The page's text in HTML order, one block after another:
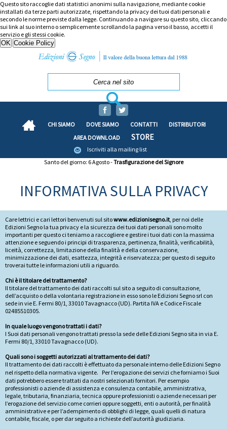
Questo sito raccoglie dati statistici anonimi sulla navigazione, mediante cookie
installati da terze parti autorizzate, rispettando la privacy dei tuoi dati personali e
secondo le norme previste dalla legge. Continuando a navigare su questo sito, cliccando
sui link al suo interno o semplicemente scrollando la pagina verso il basso, accetti il
servizio e gli stessi cookie.
CHI SIAMO DOVE SIAMO CONTATTI
DISTRIBUTORI
AREA DOWNLOAD
STORE
Iscriviti alla mailing list
Santo del giorno: 6 Agosto -Trasfigurazione del Signore
INFORMATIVA SULLA PRIVACY
Care lettrici e cari lettori benvenuti sul sitowww.edizionisegno.it , per noi delle
Edizioni Segno la tua privacy e la sicurezza dei tuoi dati personali sono molto
importanti per questo ci teniamo a raccogliere e gestire i tuoi dati con la massima
attenzione e seguendo i principi di trasparenza, pertinenza, finalità, verificabilità,
liceità, correttezza, limitazione della finalità e della conservazione,
minimizzazione dei dati, esattezza, integrità e riservatezza; per questo di seguito
troverai tutte le informazioni utili a riguardo.
Chi è il titolare del trattamento?
Il titolare del trattamento dei dati raccolti sul sito a seguito di consultazione,
dell’acquisto o della volontaria registrazione in esso sono le Edizioni Segno srl con
sede in vie E. Fermi 80/1, 33010 Tavagnacco (UD). Partita IVA e Codice Fiscale
02485510305.
In quale luogo vengono trattati i dati?
I Suoi dati personali vengono trattati presso la sede delle Edizioni Segno sita in via E.
Fermi 80/1, 33010 Tavagnacco (UD).
Quali sono i soggetti autorizzati al trattamento dei dati?
Il trattamento dei dati raccolti è effettuato da personale interno delle Edizioni Segno
nel rispetto della normativa vigente. Per l’erogazione dei servizi che forniamo i Suoi
dati potrebbero essere trattati da nostri selezionati fornitori. Per esempio
professionisti o aziende di assistenza e consulenza contabile, amministrativa,
legale, tributaria, finanziaria, tecnica oppure professionisti o aziende necessari per
l’erogazione del servizio come corrieri oppure soggetti, enti o autorità, per finalità
amministrative e per l’adempimento di obblighi di legge, quali quelli di natura
contabile, fiscale, o per dar seguito a richieste dell’autorità giudiziaria.